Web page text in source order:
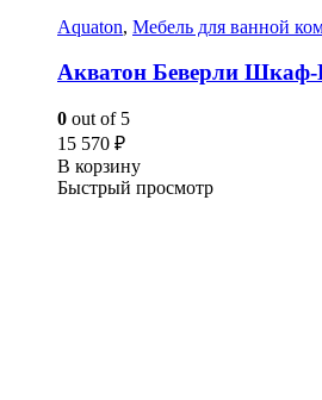
Aquaton, Мебель для ванной
Акватон Беверли Шкаф-
0 out of 5
15 570 ₽
В корзину
Быстрый просмотр